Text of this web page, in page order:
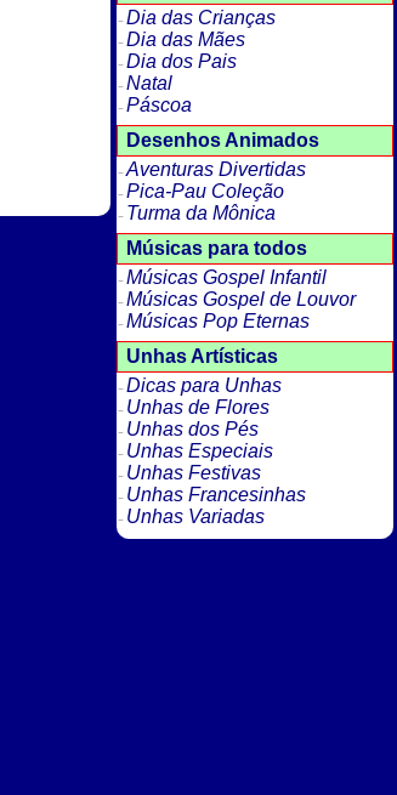
Dia das Crianças
Dia das Mães
Dia dos Pais
Natal
Páscoa
Desenhos Animados
Aventuras Divertidas
Pica-Pau Coleção
Turma da Mônica
Músicas para todos
Músicas Gospel Infantil
Músicas Gospel de Louvor
Músicas Pop Eternas
Unhas Artísticas
Dicas para Unhas
Unhas de Flores
Unhas dos Pés
Unhas Especiais
Unhas Festivas
Unhas Francesinhas
Unhas Variadas